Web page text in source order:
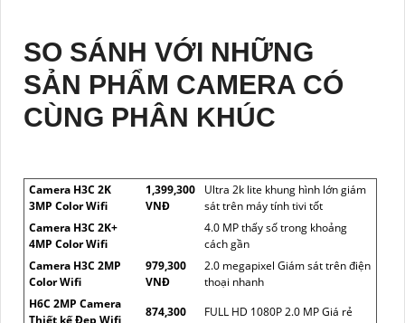
SO SÁNH VỚI NHỮNG
SẢN PHẨM CAMERA CÓ
CÙNG PHÂN KHÚC
Camera H3C 2K
3MP Color Wifi
1,399,300
VNĐ
Ultra 2k lite khung hình lớn giám
sát trên máy tính tivi tốt
Camera H3C 2K+
4MP Color Wifi
4.0 MP thấy số trong khoảng
cách gần
Camera H3C 2MP
Color Wifi
979,300
VNĐ
2.0 megapixel Giám sát trên điện
thoại nhanh
H6C 2MP Camera
Thiết kế Đẹp Wifi
874,300
FULL HD 1080P 2.0 MP Giá rẻ